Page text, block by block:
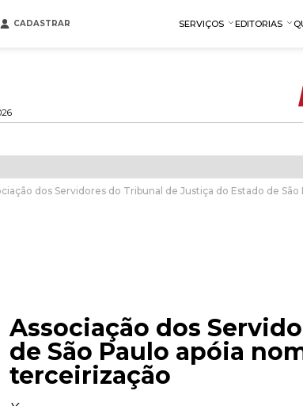
CADASTRAR SERVIÇOS EDITORIAS
dos Servidores do Tribunal de Justiça do Estado de
Associação dos
de São Paulo apóia
terceirização